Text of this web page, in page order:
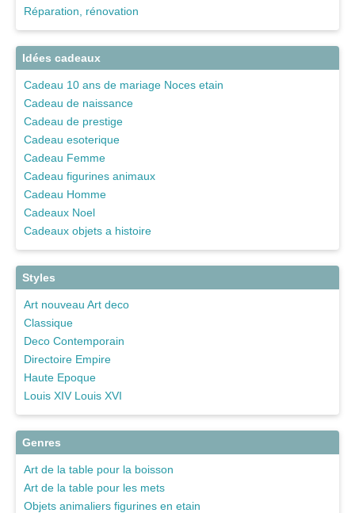
Réparation, rénovation
Idées cadeaux
Cadeau 10 ans de mariage Noces etain
Cadeau de naissance
Cadeau de prestige
Cadeau esoterique
Cadeau Femme
Cadeau figurines animaux
Cadeau Homme
Cadeaux Noel
Cadeaux objets a histoire
Styles
Art nouveau Art deco
Classique
Deco Contemporain
Directoire Empire
Haute Epoque
Louis XIV Louis XVI
Genres
Art de la table pour la boisson
Art de la table pour les mets
Objets animaliers figurines en etain